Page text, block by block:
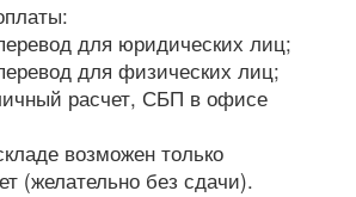
для юридических лиц;
для физических лиц;
расчет, СБП в офисе
возможен только
(желательно без сдачи).